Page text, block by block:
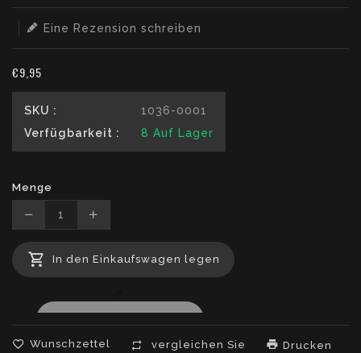
Eine Rezension schreiben
€9,95
SKU :
1036-0001
Verfügbarkeit :
8 Auf Lager
Menge
Translation
missing:
de.products.product.decrease
Translation
missing:
de.products.product.increase
In den Einkaufswagen legen
Wunschzettel vergleichen Sie Drucken